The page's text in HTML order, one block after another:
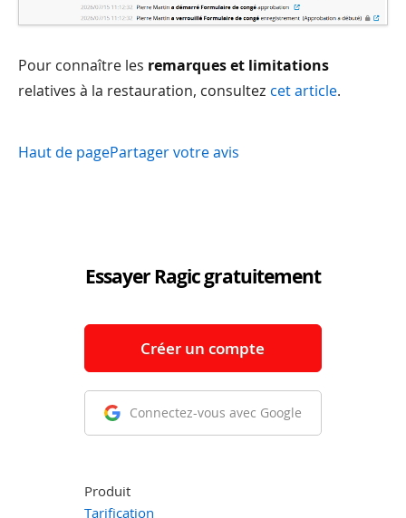
Pour connaître les remarques et limitations
relatives à la restauration, consultez cet article.
Haut de pagePartager votre avis
Essayer Ragic gratuitement
Créer un compte
Connectez-vous avec Google
Produit
Tarification